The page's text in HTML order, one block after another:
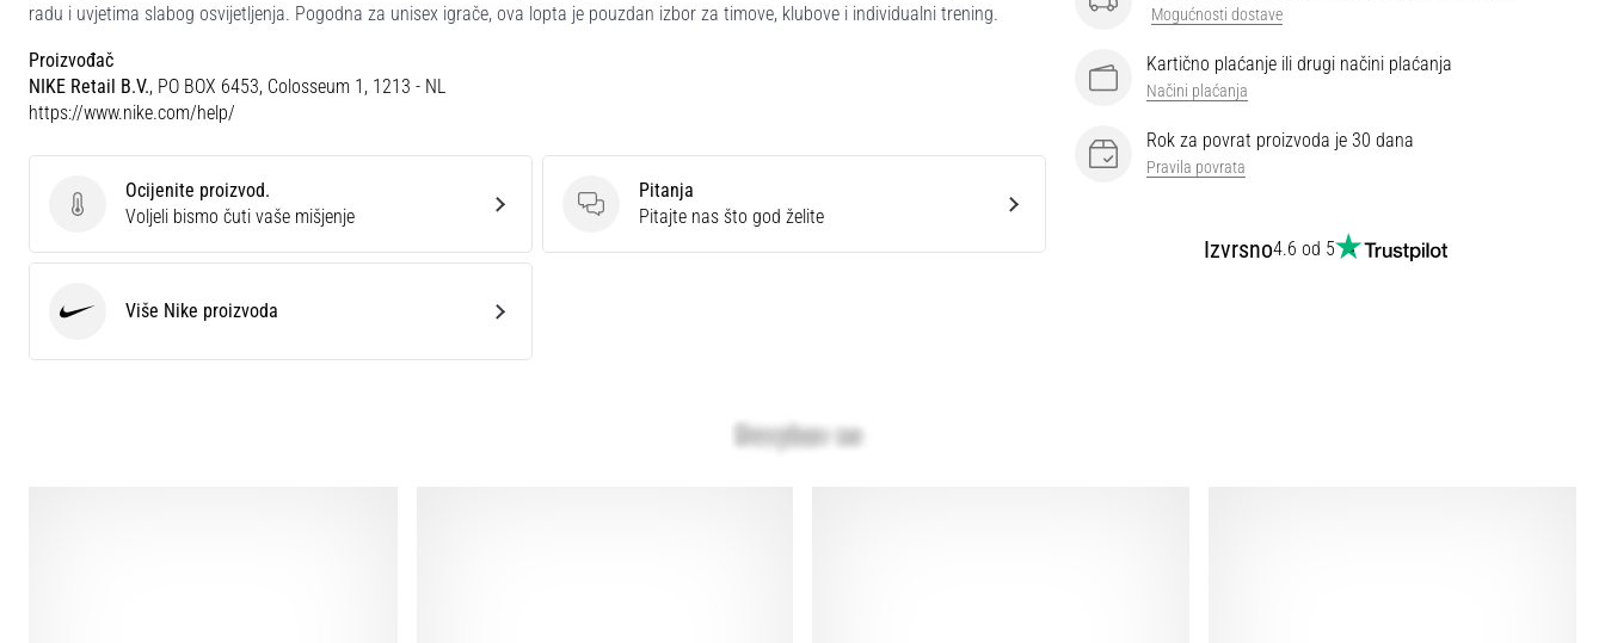
Mogućnosti dostave
Kartično plaćanje ili drugi načini plaćanja
Načini plaćanja
Rok za povrat proizvoda je 30 dana
Pravila povrata
Izvrsno4.6 od 5
radu i uvjetima slabog osvijetljenja. Pogodna za unisex igrače, ova lopta je pouzdan izbor za timove, klubove i individualni trening.
Proizvođač
NIKE Retail B.V., PO BOX 6453, Colosseum 1, 1213 - NL
https://www.nike.com/help/
Ocijenite proizvod.
Ocijenite proizvod.
Voljeli bismo čuti vaše mišjenje
Pitanja
Pitanja
Pitajte nas što god želite
Više Nike proizvoda